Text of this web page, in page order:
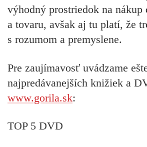
výhodný prostriedok na nákup
a tovaru, avšak aj tu platí, že
s rozumom a premyslene.
Pre zaujímavosť uvádzame
najpredávanejších knižiek a
www.gorila.sk:
TOP 5 DVD